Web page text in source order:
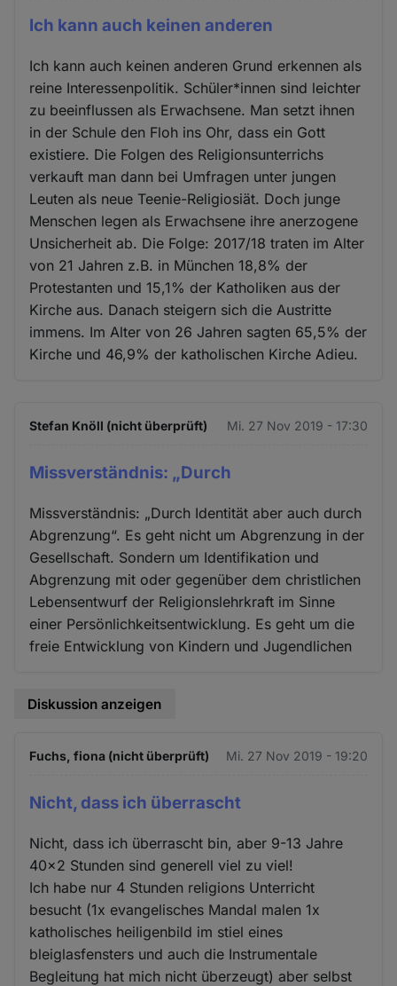
Ich kann auch keinen anderen
Ich kann auch keinen anderen Grund erkennen als
reine Interessenpolitik. Schüler*innen sind leichter
zu beeinflussen als Erwachsene. Man setzt ihnen
in der Schule den Floh ins Ohr, dass ein Gott
existiere. Die Folgen des Religionsunterrichs
verkauft man dann bei Umfragen unter jungen
Leuten als neue Teenie-Religiosiät. Doch junge
Menschen legen als Erwachsene ihre anerzogene
Unsicherheit ab. Die Folge: 2017/18 traten im Alter
von 21 Jahren z.B. in München 18,8% der
Protestanten und 15,1% der Katholiken aus der
Kirche aus. Danach steigern sich die Austritte
immens. Im Alter von 26 Jahren sagten 65,5% der
Kirche und 46,9% der katholischen Kirche Adieu.
Stefan Knöll (nicht überprüft) Mi. 27 Nov 2019 - 17:30
Missverständnis: „Durch
Missverständnis: „Durch Identität aber auch durch
Abgrenzung“. Es geht nicht um Abgrenzung in der
Gesellschaft. Sondern um Identifikation und
Abgrenzung mit oder gegenüber dem christlichen
Lebensentwurf der Religionslehrkraft im Sinne
einer Persönlichkeitsentwicklung. Es geht um die
freie Entwicklung von Kindern und Jugendlichen
Diskussion anzeigen
Fuchs, fiona (nicht überprüft) Mi. 27 Nov 2019 - 19:20
Nicht, dass ich überrascht
Nicht, dass ich überrascht bin, aber 9-13 Jahre
40x2 Stunden sind generell viel zu viel!
Ich habe nur 4 Stunden religions Unterricht
besucht (1x evangelisches Mandal malen 1x
katholisches heiligenbild im stiel eines
bleiglasfensters und auch die Instrumentale
Begleitung hat mich nicht überzeugt) aber selbst